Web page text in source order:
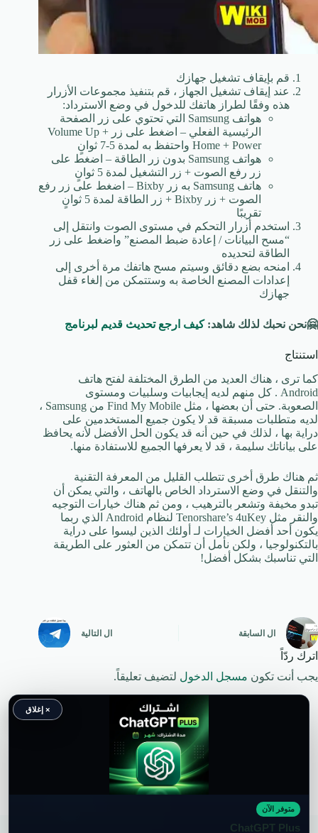
قم بإيقاف تشغيل جهازك
عند إيقاف تشغيل الجهاز ، قم بتنفيذ مجموعات الأزرار
هذه وفقًا لطراز هاتفك للدخول في وضع الاسترداد:
هواتف Samsung التي تحتوي على زر الصفحة
الرئيسية الفعلي – اضغط على زر Volume Up +
Home + Power واحتفظ به لمدة 5-7 ثوانٍ
هواتف Samsung بدون زر الطاقة – اضغط على
زر رفع الصوت + زر التشغيل لمدة 5 ثوانٍ
هاتف Samsung به زر Bixby – اضغط على زر رفع
الصوت + زر Bixby + زر الطاقة لمدة 5 ثوانٍ
تقريبًا
استخدم أزرار التحكم في مستوى الصوت وانتقل إلى
“مسح البيانات / إعادة ضبط المصنع” واضغط على زر
الطاقة لتحديده
امنحه بضع دقائق وسيتم مسح هاتفك مرة أخرى إلى
إعدادات المصنع الخاصة به وستتمكن من إلغاء قفل
جهازك
🤗نحن نحبك لذلك شاهد:كيف ارجع تحديث قديم لبرنامج
استنتاج
كما ترى ، هناك العديد من الطرق المختلفة لفتح هاتف
Android . كل منهم لديه إيجابيات وسلبيات ومستوى
الصعوبة. حتى أن بعضها ، مثل Find My Mobile من Samsung ،
لديه متطلبات مسبقة قد لا يكون جميع المستخدمين على
دراية بها ، لذلك في حين أنه قد يكون الحل الأفضل لأنه يحافظ
على بياناتك سليمة ، قد لا يعرفها الجميع للاستفادة منها.
ثم هناك طرق أخرى تتطلب القليل من المعرفة التقنية
والتنقل في وضع الاسترداد الخاص بالهاتف ، والتي يمكن أن
تبدو مخيفة وتشعر بالترهيب ، ومن ثم هناك خيارات التوجيه
والنقر مثل Tenorshare’s 4uKey لنظام Android الذي ربما
يكون أحد أفضل الخيارات لـ أولئك الذين ليسوا على دراية
بالتكنولوجيا ، ولكن نأمل أن تتمكن من العثور على الطريقة
التي تناسبك بشكل أفضل!
ال السابقة ال التالية
اترك ردّاً
يجب أنت تكون مسجل الدخول لتضيف تعليقاً.
حقوق النشر محفوظة لموقع ويكي موب
× إغلاق
متوفر الآن
ChatGPT Plus